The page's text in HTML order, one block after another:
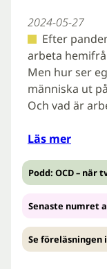
2024-05-27
Efter
arbeta
Men hur ser
människa ut
Och vad är
Läs mer
Podd: OCD – när
Senaste numret
Se föreläsningen